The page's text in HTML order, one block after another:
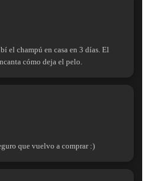
el champú en casa en 3 días. El
cómo deja el pelo.
que vuelvo a comprar :)